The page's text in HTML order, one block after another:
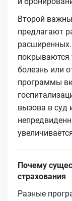
Второй
предлагают
покрываются
болезнь или
программы
вызова в суд
Почему
страхования
Разные